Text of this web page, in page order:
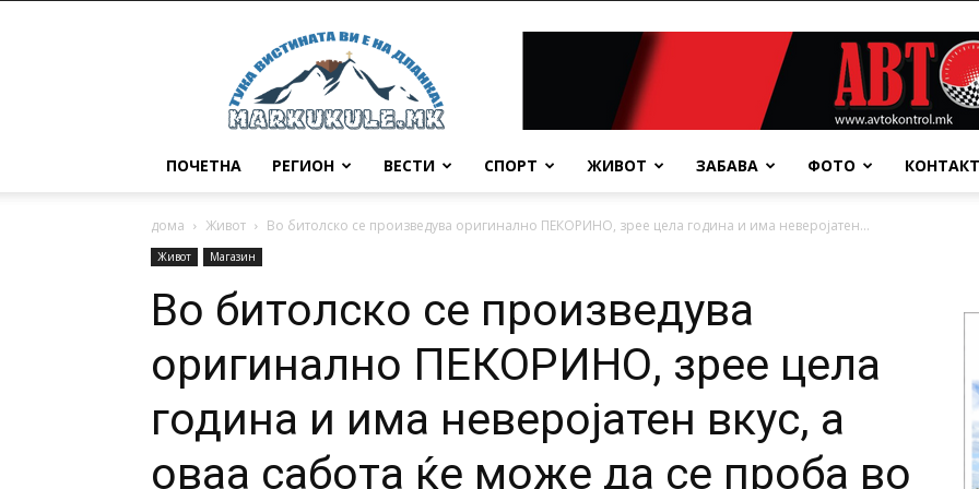
Маркукуле
ПОЧЕТНА РЕГИОН ВЕСТИ СПОРТ ЖИВОТ ЗАБАВА ФОТО КОНТАКТ
дома Живот Во битолско се произведува оригинално ПЕКОРИНО, зрее цела година и има неверојатен...
Живот Магазин
Во битолско се произведува
оригинално ПЕКОРИНО, зрее цела
година и има неверојатен вкус, а
оваа сабота ќе може да се проба во